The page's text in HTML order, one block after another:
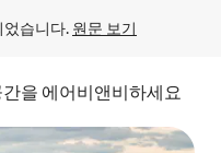
었습니다. 원문 보기
을 에어비앤비하세요